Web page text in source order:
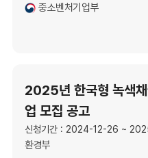
중소벤처기업부
2025년 한국형 녹색
업 모집 공고
신청기간 : 2024-12-26 ~
환경부